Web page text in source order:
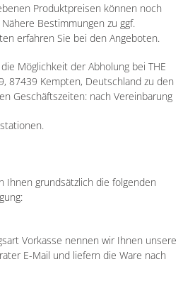
Produktpreisen können noch
Bestimmungen zu ggf.
erfahren Sie bei den Angeboten.
Möglichkeit der Abholung bei THE
, 87439 Kempten, Deutschland zu den
Geschäftszeiten: nach Vereinbarung
Ihnen grundsätzlich die folgenden
Vorkasse nennen wir Ihnen unsere
E-Mail und liefern die Ware nach